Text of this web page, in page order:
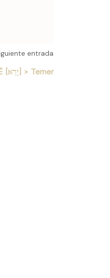
entrada
YARÉ [יָרֵא] > Temer